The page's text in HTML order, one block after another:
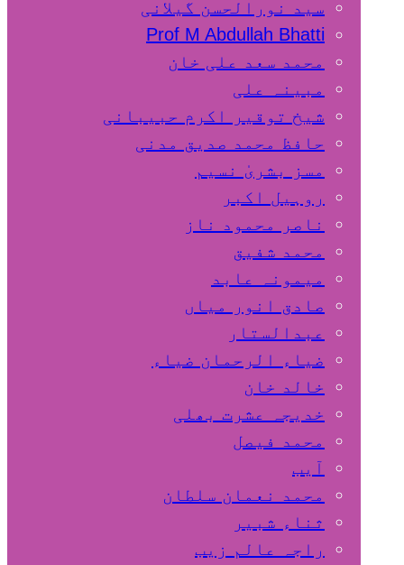
سید نورالحسن گیلانی
Prof M Abdullah Bhatti
محمد سعد علی خان
مبینہ علی
شیخ توقیر اکرم حبیبانی
حافظ محمد صدیق مدنی
مسز بشریٰ نسیم
روہیل اکبر
ناصر محمود ناز
محمد شفیق
میمونہ عابد
صادق انور میاں
عبدالستار
ضیاء الرحمان ضیاء
خالد خان
خدیجہ عشرت بھلی
محمد فیصل
آیب
محمد نعمان سلطان
ثناء شبیر
راجہ عالم زیب